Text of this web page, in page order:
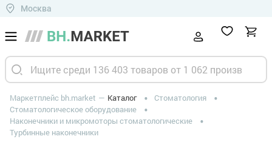
Москва
Маркетплейс bh.market Каталог
Стоматология
Стоматологическое оборудование
Наконечники и микромоторы стоматологические
Турбинные наконечники